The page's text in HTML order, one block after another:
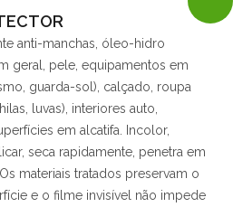
anti-manchas, óleo-hidro
geral, pele, equipamentos em
guarda-sol), calçado, roupa
luvas), interiores auto,
em alcatifa. Incolor,
seca rapidamente, penetra em
materiais tratados preservam o
e o filme invisível não impede